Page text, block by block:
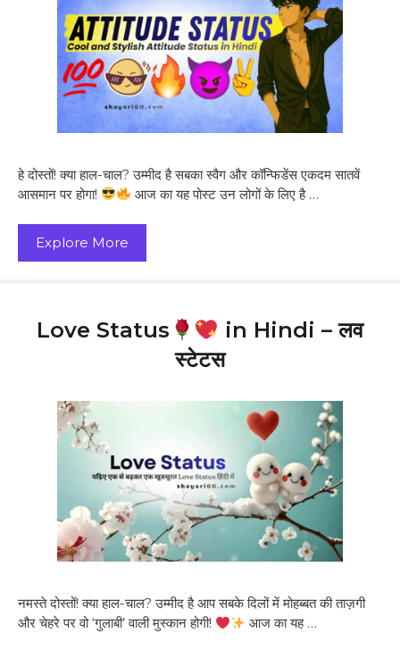
हे दोस्तों! क्या हाल-चाल? उम्मीद है सबका स्वैग और कॉन्फिडेंस एकदम सातवें
आसमान पर होगा!
आज का यह पोस्ट उन लोगों के लिए है …
Explore More
Love Status
in Hindi – लव
स्टेटस
नमस्ते दोस्तों! क्या हाल-चाल? उम्मीद है आप सबके दिलों में मोहब्बत की ताज़गी
और चेहरे पर वो ‘गुलाबी’ वाली मुस्कान होगी!
आज का यह …